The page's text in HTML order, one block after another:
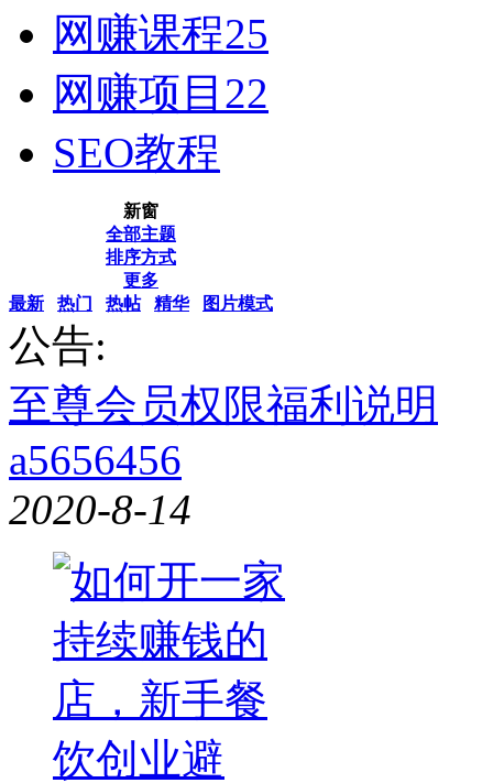
网赚课程25
网赚项目 22
SEO教程
新窗
全部主题
排序方式
更多
最新
热门 热帖 精华 图片模式
公告:
至尊会员权限福利说明
a5656456
2020-8-14